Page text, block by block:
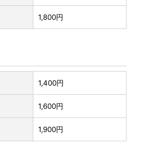
1,800円
1,400円
1,600円
1,900円